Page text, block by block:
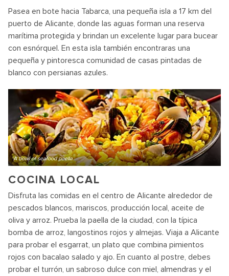
Pasea en bote hacia Tabarca, una pequeña isla a 17 km del
puerto de Alicante, donde las aguas forman una reserva
marítima protegida y brindan un excelente lugar para bucear
con esnórquel. En esta isla también encontraras una
pequeña y pintoresca comunidad de casas pintadas de
blanco con persianas azules.
A bowl of seafood paella
COCINA LOCAL
Disfruta las comidas en el centro de Alicante alrededor de
pescados blancos, mariscos, producción local, aceite de
oliva y arroz. Prueba la paella de la ciudad, con la típica
bomba de arroz, langostinos rojos y almejas. Viaja a Alicante
para probar el esgarrat, un plato que combina pimientos
rojos con bacalao salado y ajo. En cuanto al postre, debes
probar el turrón, un sabroso dulce con miel, almendras y el